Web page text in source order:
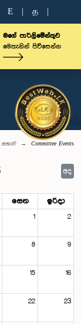
E த
මගේ පාර්ලිමේන්තුව
මෙතැනින් පිවිසෙන්න
සභාව Committee Events
අද
සෙන ඉරිදා
1 2
8 9
15 16
22 23